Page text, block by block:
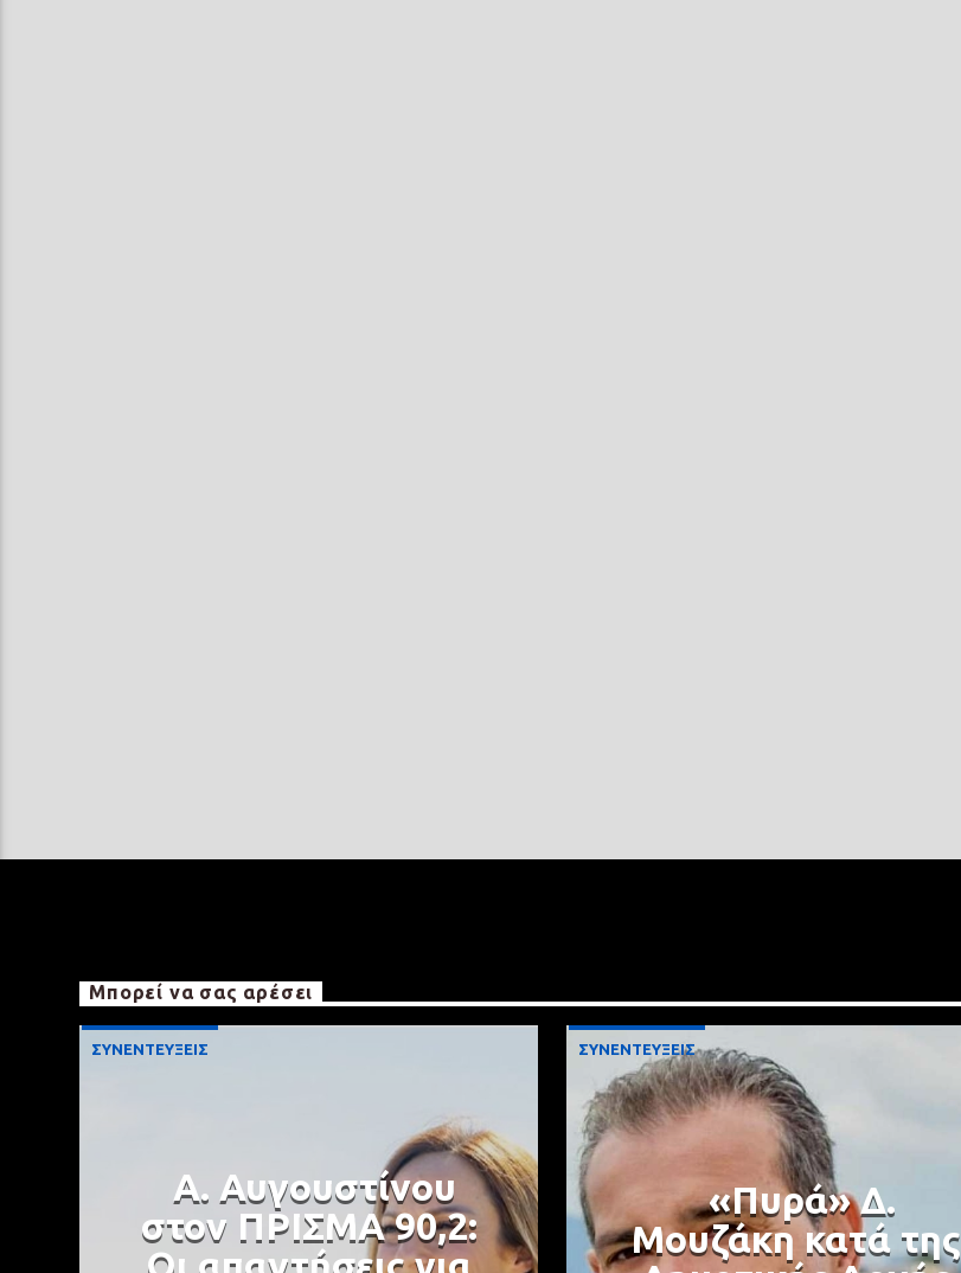
Μπορεί να σας αρέσει
ΣΥΝΕΝΤΕΥΞΕΙΣ
Α. Αυγουστίνου
στον ΠΡΙΣΜΑ 90,2:
ΣΥΝΕΝΤΕΥΞΕΙΣ
«Πυρά» Δ.
Μουζάκη κατά της